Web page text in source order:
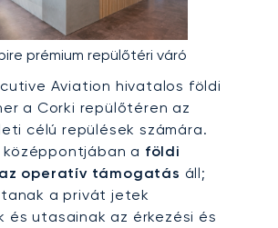
prémium repülőtéri váró
Aviation hivatalos földi
a Corki repülőtéren az
célú repülések számára.
középpontjában a földi
operatív támogatás áll;
a privát jetek
és utasainak az érkezési és